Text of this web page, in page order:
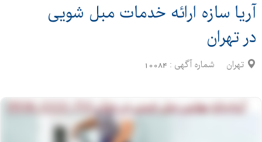
آریا سازه ارائه خدمات مبل شویی
در تهران
تهران شماره آگهی : 10084